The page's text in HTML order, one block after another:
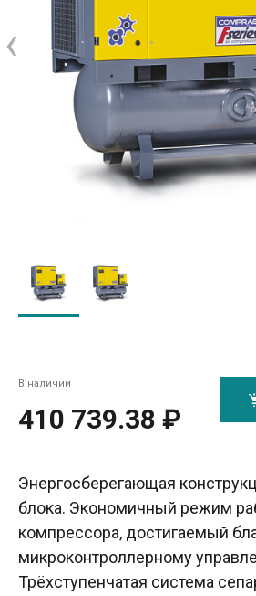
‹
В наличии
410 739.38 ₽
Энергосберегающая
блока. Экономичный режим
компрессора, достигаемый
микроконтроллерному
Трёхступенчатая система